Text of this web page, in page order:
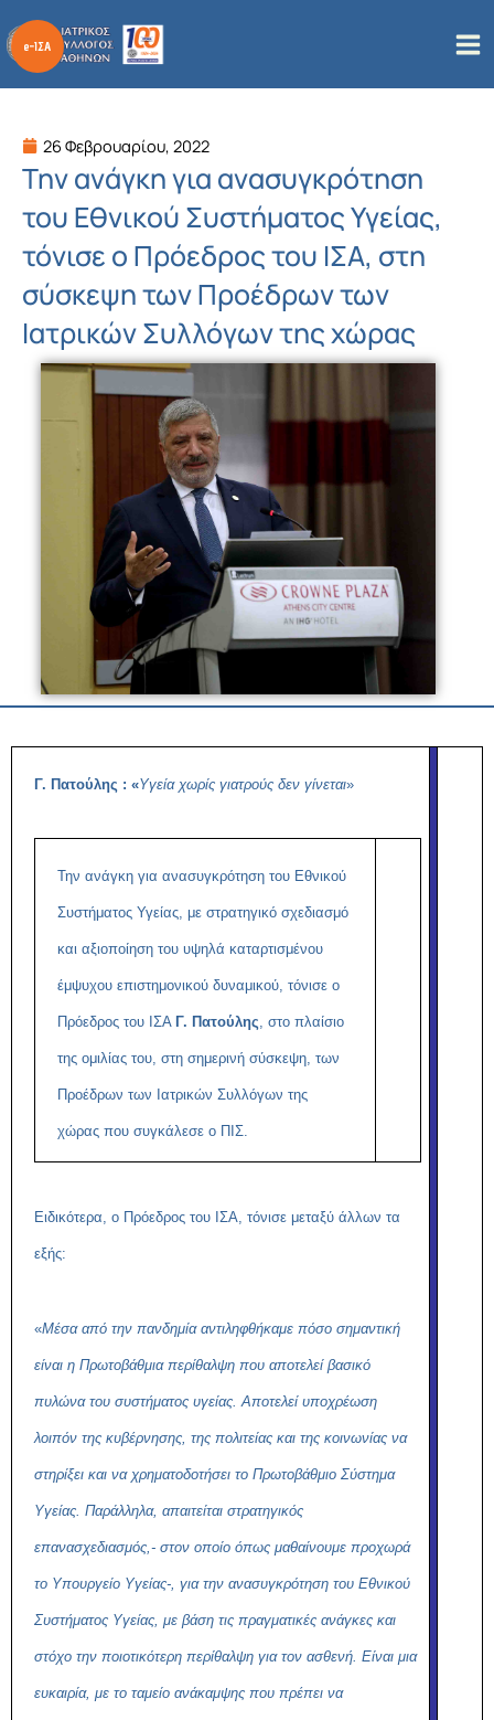
στο
περιεχόμενο
26 Φεβρουαρίου, 2022
Την ανάγκη για ανασυγκρότηση
του Εθνικού Συστήματος Υγείας,
τόνισε ο Πρόεδρος του ΙΣΑ, στη
σύσκεψη των Προέδρων των
Ιατρικών Συλλόγων της χώρας
Γ. Πατούλης : «Υγεία χωρίς γιατρούς δεν γίνεται»
Την ανάγκη για ανασυγκρότηση του Εθνικού
Συστήματος Υγείας, με στρατηγικό σχεδιασμό
και αξιοποίηση του υψηλά καταρτισμένου
έμψυχου επιστημονικού δυναμικού, τόνισε ο
Πρόεδρος του ΙΣΑ Γ. Πατούλης, στο πλαίσιο
της ομιλίας του, στη σημερινή σύσκεψη, των
Προέδρων των Ιατρικών Συλλόγων της
χώρας που συγκάλεσε ο ΠΙΣ.
Ειδικότερα, ο Πρόεδρος του ΙΣΑ, τόνισε μεταξύ άλλων τα
εξής:
«Μέσα από την πανδημία αντιληφθήκαμε πόσο σημαντική
είναι η Πρωτοβάθμια περίθαλψη που αποτελεί βασικό
πυλώνα του συστήματος υγείας. Αποτελεί υποχρέωση
λοιπόν της κυβέρνησης, της πολιτείας και της κοινωνίας να
στηρίξει και να χρηματοδοτήσει το Πρωτοβάθμιο Σύστημα
Υγείας. Παράλληλα, απαιτείται στρατηγικός
επανασχεδιασμός,- στον οποίο όπως μαθαίνουμε προχωρά
το Υπουργείο Υγείας-, για την ανασυγκρότηση του Εθνικού
Συστήματος Υγείας, με βάση τις πραγματικές ανάγκες και
στόχο την ποιοτικότερη περίθαλψη για τον ασθενή. Είναι μια
ευκαιρία, με το ταμείο ανάκαμψης που πρέπει να